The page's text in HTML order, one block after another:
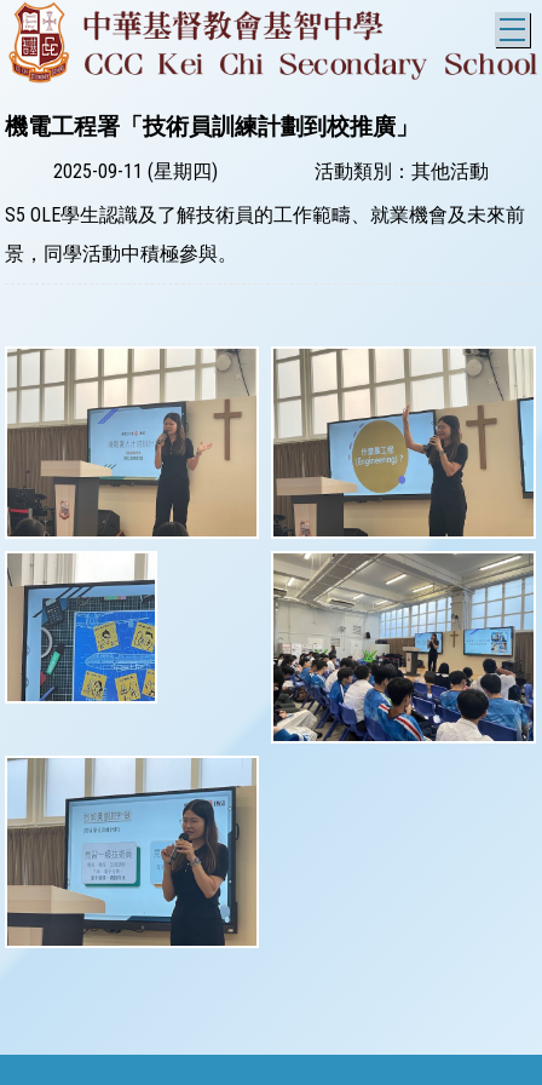
機電工程署「技術員訓練計劃到校推廣」
2025-09-11 (星期四)
活動類別：其他活動
S5 OLE學生認識及了解技術員的工作範疇、就業機會及未來前
景，同學活動中積極參與。